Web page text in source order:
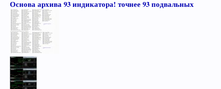
Основа архива 93 индикатора! точнее 93 подвальных